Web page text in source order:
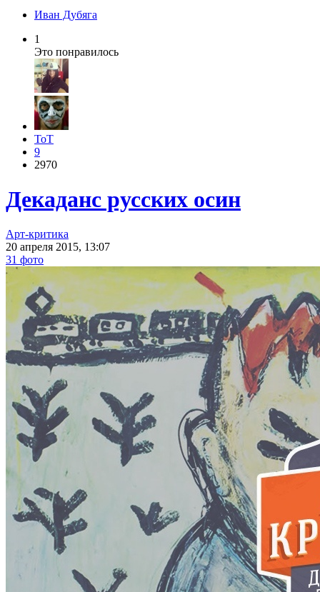
Иван Дубяга
1
Это понравилось
ToT
9
2970
Декаданс русских осин
Арт-критика
20 апреля 2015, 13:07
31 фото